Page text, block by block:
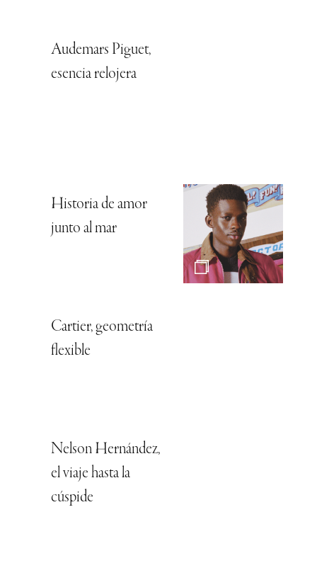
Audemars Piguet,
esencia relojera
Historia de amor
junto al mar
Cartier, geometría
flexible
Nelson Hernández,
el viaje hasta la
cúspide